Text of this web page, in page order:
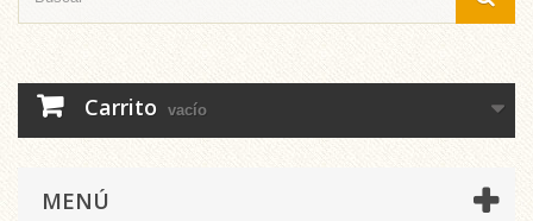
Carrito vacío
MENÚ